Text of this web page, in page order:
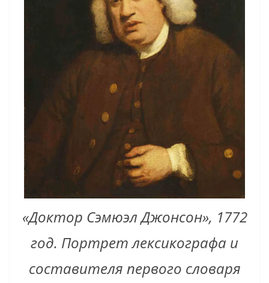
«Доктор Сэмюэл Джонсон», 1772
год. Портрет лексикографа и
составителя первого словаря